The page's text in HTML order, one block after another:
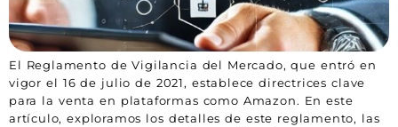
El Reglamento de Vigilancia del Mercado, que entró en
vigor el 16 de julio de 2021, establece directrices clave
para la venta en plataformas como Amazon. En este
artículo, exploramos los detalles de este reglamento, las